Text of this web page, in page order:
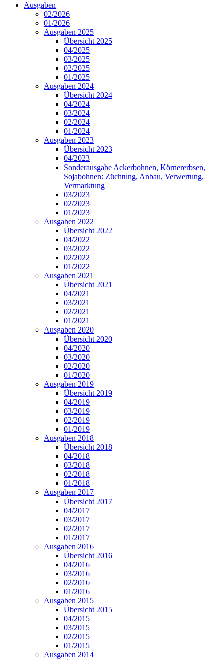
Ausgaben
02/2026
01/2026
Ausgaben 2025
Übersicht 2025
04/2025
03/2025
02/2025
01/2025
Ausgaben 2024
Übersicht 2024
04/2024
03/2024
02/2024
01/2024
Ausgaben 2023
Übersicht 2023
04/2023
Sonderausgabe Ackerbohnen, Körnererbsen,
Sojabohnen: Züchtung, Anbau, Verwertung,
Vermarktung
03/2023
02/2023
01/2023
Ausgaben 2022
Übersicht 2022
04/2022
03/2022
02/2022
01/2022
Ausgaben 2021
Übersicht 2021
04/2021
03/2021
02/2021
01/2021
Ausgaben 2020
Übersicht 2020
04/2020
03/2020
02/2020
01/2020
Ausgaben 2019
Übersicht 2019
04/2019
03/2019
02/2019
01/2019
Ausgaben 2018
Übersicht 2018
04/2018
03/2018
02/2018
01/2018
Ausgaben 2017
Übersicht 2017
04/2017
03/2017
02/2017
01/2017
Ausgaben 2016
Übersicht 2016
04/2016
03/2016
02/2016
01/2016
Ausgaben 2015
Übersicht 2015
04/2015
03/2015
02/2015
01/2015
Ausgaben 2014